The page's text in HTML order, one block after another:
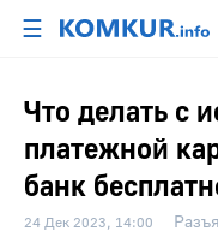
☰
Что делать с
платежной
банк
24 Дек 2023, 14:00